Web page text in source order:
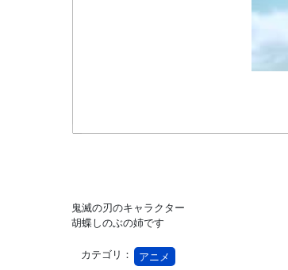
鬼滅の刃のキャラクター
胡蝶しのぶの姉です
カテゴリ： アニメ